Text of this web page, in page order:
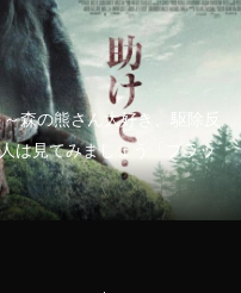
森の熊さん大好き、駆除反
は見てみましょう「ブラッ